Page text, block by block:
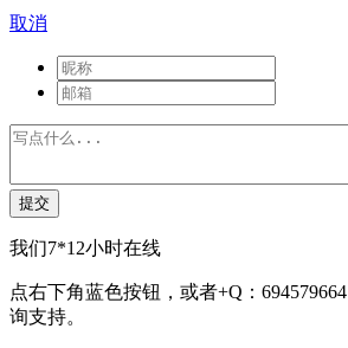
取消
提交
我们7*12小时在线
点右下角蓝色按钮，或者+Q：694579664
询支持。